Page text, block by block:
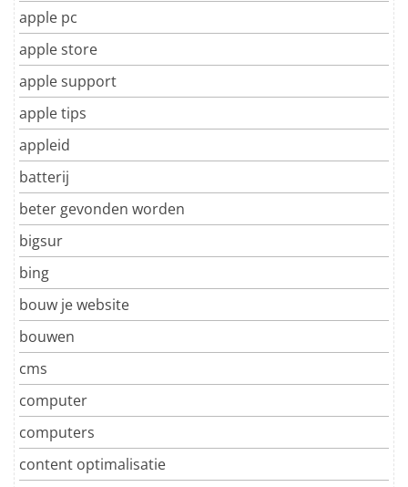
apple pc
apple store
apple support
apple tips
appleid
batterij
beter gevonden worden
bigsur
bing
bouw je website
bouwen
cms
computer
computers
content optimalisatie